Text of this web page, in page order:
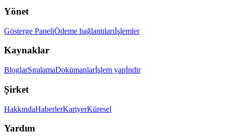
Yönet
Gösterge PaneliÖdeme bağlantılarıİşlemler
Kaynaklar
BloglarSıralamaDokümanlarİşlem yapİndir
Şirket
HakkındaHaberlerKariyerKüresel
Yardım